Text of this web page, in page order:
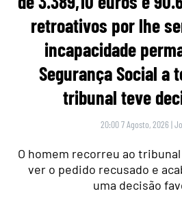
retroativos por lhe
incapacidade
Segurança Social a
tribunal teve
20:00 7 Agosto, 2026 |
O homem recorreu ao
ver o pedido recusado e
uma decisão